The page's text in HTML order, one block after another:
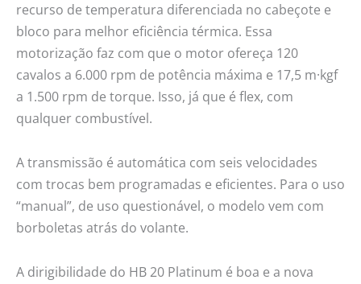
recurso de temperatura diferenciada no cabeçote e
bloco para melhor eficiência térmica. Essa
motorização faz com que o motor ofereça 120
cavalos a 6.000 rpm de potência máxima e 17,5 m·kgf
a 1.500 rpm de torque. Isso, já que é flex, com
qualquer combustível.
A transmissão é automática com seis velocidades
com trocas bem programadas e eficientes. Para o uso
“manual”, de uso questionável, o modelo vem com
borboletas atrás do volante.
A dirigibilidade do HB 20 Platinum é boa e a nova